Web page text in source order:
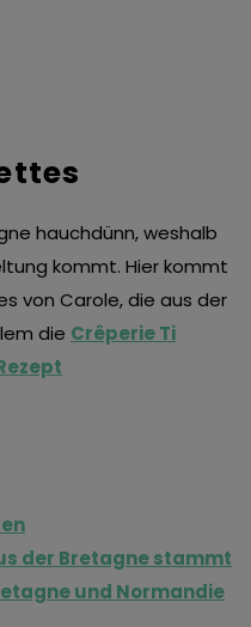
hauchdünn, weshalb
kommt. Hier kommt
von Carole, die aus der
die Crêperie Ti
der Bretagne stammt
und Normandie